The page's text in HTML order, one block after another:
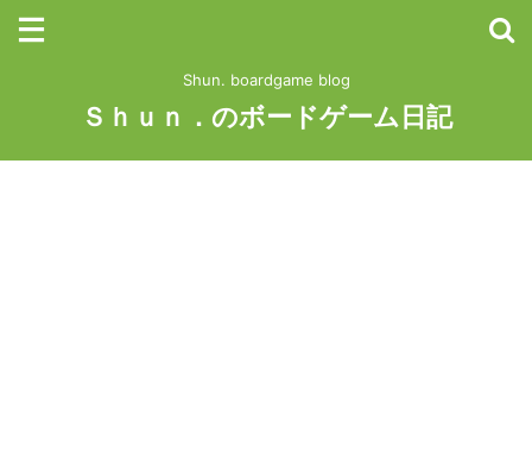
Shun. boardgame blog
Ｓｈｕｎ．のボードゲーム日記